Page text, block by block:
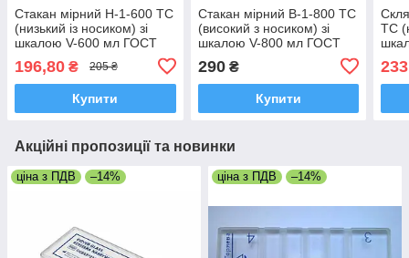
Стакан мірний Н-1-600 ТС
(низький із носиком) зі
шкалою V-600 мл ГОСТ
стійкого скла
196,80 ₴ 205 ₴
Купити
Стакан мірний В-1-800 ТС
(високий з носиком) зі
шкалою V-800 мл ГОСТ
стійкого скла
290₴
Купити
ТС
Акційні пропозиції та новинки
ціна з ПДВ –14% ціна з ПДВ –14%